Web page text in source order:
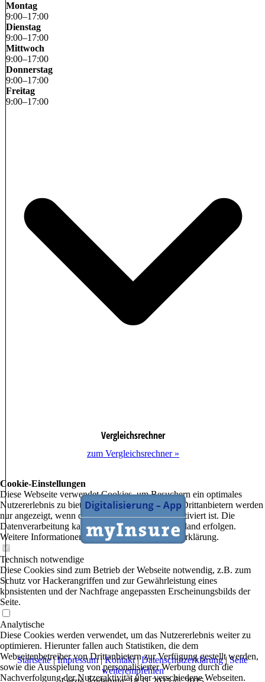
Montag
9:00–17:00
Dienstag
9:00–17:00
Mittwoch
9:00–17:00
Donnerstag
9:00–17:00
Freitag
9:00–17:00
Vergleichsrechner
zum Vergleichsrechner »
Startseite|Impressum|Kontakt|Datenschutzerklärung|Seite
weiterempfehlen
Cookie-Einstellungen
Diese Webseite verwendet Cookies, um Besuchern ein optimales
Nutzererlebnis zu bieten. Bestimmte Inhalte von Drittanbietern werden
nur angezeigt, wenn die entsprechende Option aktiviert ist. Die
Datenverarbeitung kann dann auch in einem Drittland erfolgen.
Weitere Informationen hierzu in der Datenschutzerklärung.
Technisch notwendige
Diese Cookies sind zum Betrieb der Webseite notwendig, z.B. zum
Schutz vor Hackerangriffen und zur Gewährleistung eines
konsistenten und der Nachfrage angepassten Erscheinungsbilds der
Seite.
Analytische
Diese Cookies werden verwendet, um das Nutzererlebnis weiter zu
optimieren. Hierunter fallen auch Statistiken, die dem
Webseitenbetreiber von Drittanbietern zur Verfügung gestellt werden,
sowie die Ausspielung von personalisierter Werbung durch die
Nachverfolgung der Nutzeraktivität über verschiedene Webseiten.